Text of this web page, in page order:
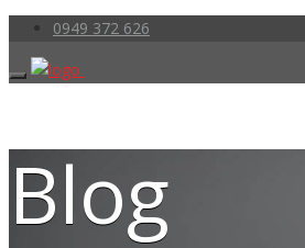
0949 372 626
Blog